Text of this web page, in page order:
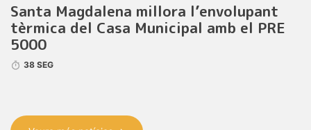
Santa Magdalena millora l’envolupant
tèrmica del Casa Municipal amb el PRE
5000
38 SEG